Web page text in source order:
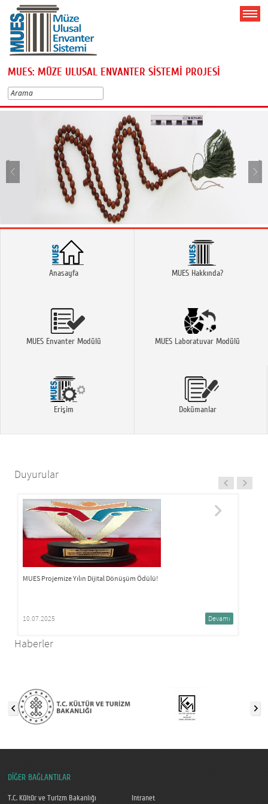
MUES: MÜZE ULUSAL ENVANTER SİSTEMİ PROJESİ
Anasayfa MUES Hakkında?
MUES Envanter Modülü MUES Laboratuvar Modülü
Erişim Dokümanlar
Duyurular
MUES Projemize Yılın Dijital Dönüşüm Ödülü!
10.07.2025 Devamı
Haberler
DİĞER BAĞLANTILAR
T.C. Kültür ve Turizm Bakanlığı Intranet